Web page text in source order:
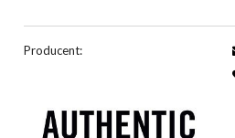
Producent: